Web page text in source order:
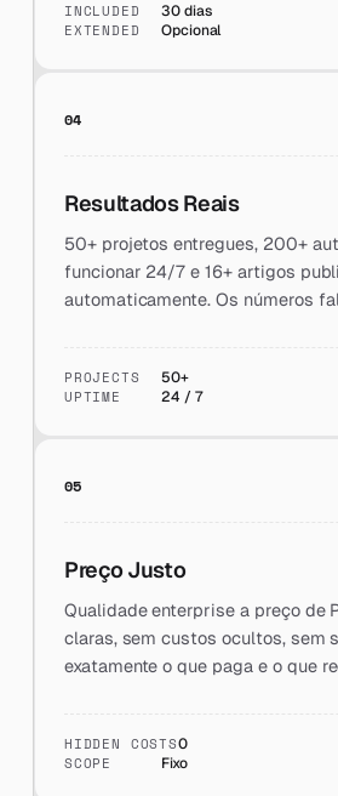
INCLUDED
30 dias
EXTENDED
Opcional
04
Resultados Reais
50+ projetos entregues, 200+
funcionar 24/7 e 16+ artigos
automaticamente. Os números
PROJECTS
50+
UPTIME
24 / 7
05
Preço Justo
Qualidade enterprise a preço de
claras, sem custos ocultos, sem
exatamente o que paga e o que
HIDDEN COSTS0
SCOPE
Fixo